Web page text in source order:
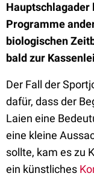
Hauptschlagader
Programme
biologischen
bald zur
Der Fall der
dafür, dass der
Laien eine
eine kleine
sollte, kam es zu
ein künstliches